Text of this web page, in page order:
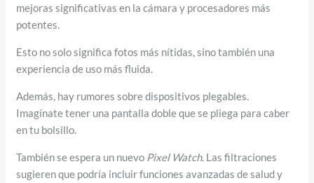
mejoras significativas en la cámara y procesadores más
potentes.
Esto no solo significa fotos más nítidas, sino también una
experiencia de uso más fluida.
Además, hay rumores sobre dispositivos plegables.
Imagínate tener una pantalla doble que se pliega para caber
en tu bolsillo.
También se espera un nuevo Pixel Watch. Las filtraciones
sugieren que podría incluir funciones avanzadas de salud y